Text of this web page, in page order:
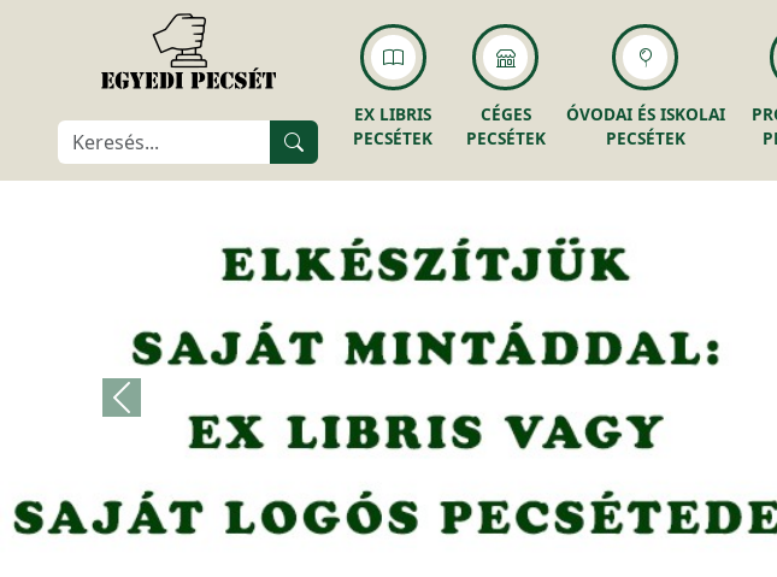
EX LIBRIS
PECSÉTEK
CÉGES
PECSÉTEK
ÓVODAI ÉS ISKOLAI
PECSÉTEK
Előző